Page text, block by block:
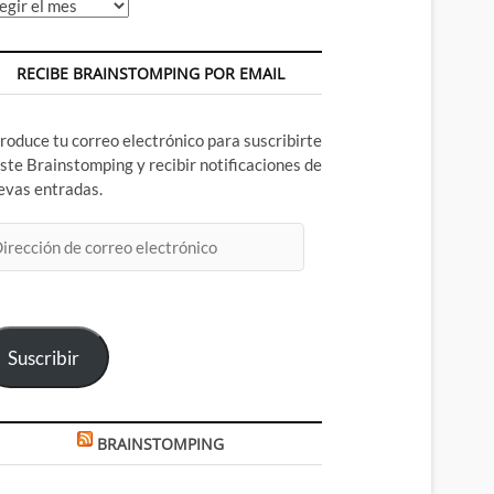
RECIBE BRAINSTOMPING POR EMAIL
tu correo electrónico para suscribirte
Brainstomping y recibir notificaciones de
entradas.
Suscribir
BRAINSTOMPING